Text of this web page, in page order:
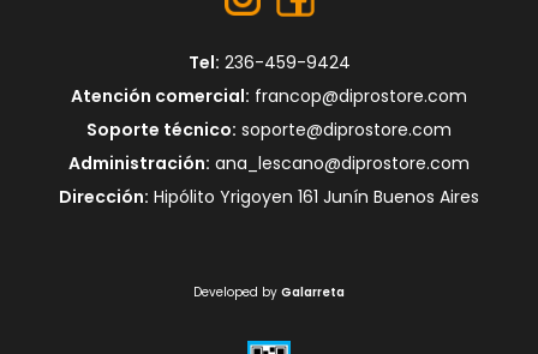
Tel: 236-459-9424
Atención comercial: francop@diprostore.com
Soporte técnico: soporte@diprostore.com
Administración: ana_lescano@diprostore.com
Dirección: Hipólito Yrigoyen 161 Junín Buenos Aires
Developed by Galarreta